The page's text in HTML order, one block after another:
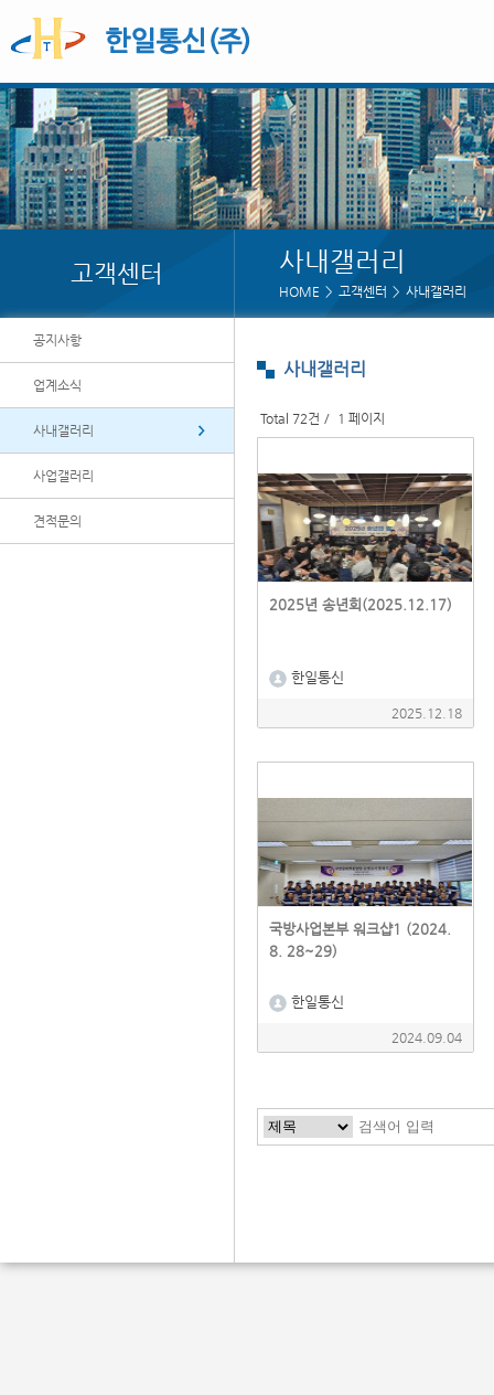
고객센터 사내갤러리
HOME 고객센터 사내갤러리
공지사항
업계소식
사내갤러리
사업갤러리
견적문의
사내갤러리
Total 72건 1 페이지
2025년 송년회(2025.12.17)
한일통신
2025.12.18
국방사업본부 워크샵1 (2024.
8. 28~29)
한일통신
2024.09.04